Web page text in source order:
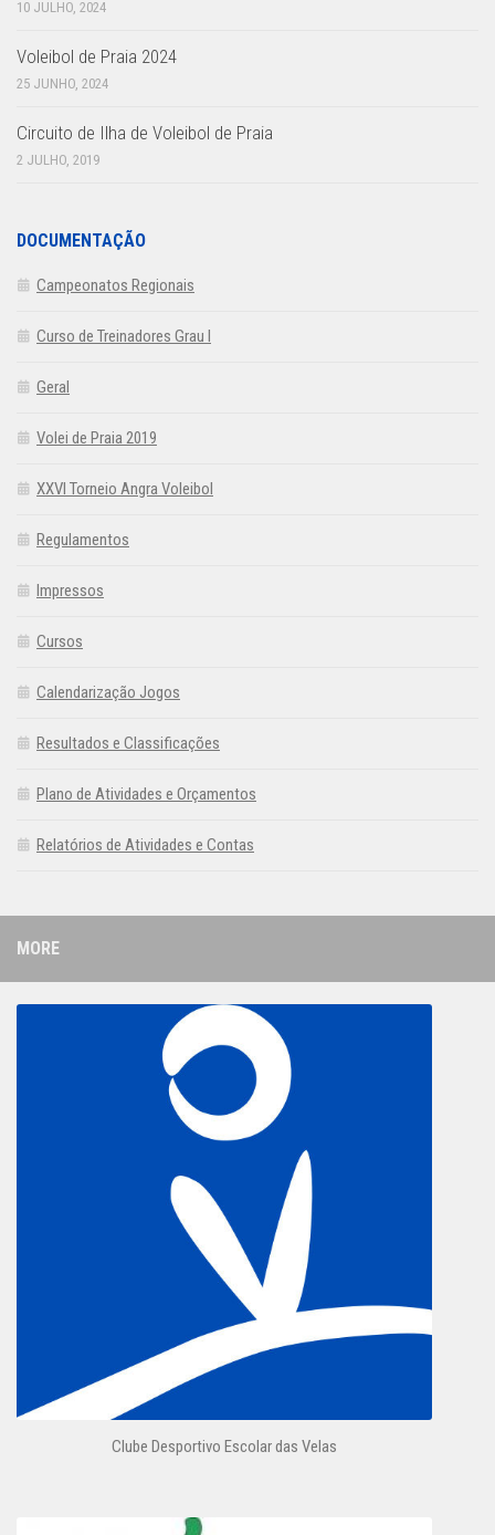
10 JULHO, 2024
Voleibol de Praia 2024
25 JUNHO, 2024
Circuito de Ilha de Voleibol de Praia
2 JULHO, 2019
DOCUMENTAÇÃO
Campeonatos Regionais
Curso de Treinadores Grau I
Geral
Volei de Praia 2019
XXVI Torneio Angra Voleibol
Regulamentos
Impressos
Cursos
Calendarização Jogos
Resultados e Classificações
Plano de Atividades e Orçamentos
Relatórios de Atividades e Contas
MORE
Clube Desportivo Escolar das Velas